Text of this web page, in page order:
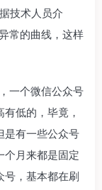
技术人员介
常的曲线，这样
一个微信公众号
低的，毕竟，
是有一些公众号
个月来都是固定
，基本都在刷